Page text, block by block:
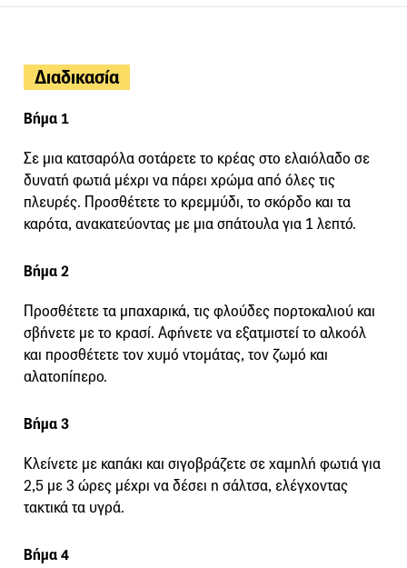
Διαδικασία
Βήμα 1
Σε μια κατσαρόλα σοτάρετε το κρέας στο ελαιόλαδο σε
δυνατή φωτιά μέχρι να πάρει χρώμα από όλες τις
πλευρές. Προσθέτετε το κρεμμύδι, το σκόρδο και τα
καρότα, ανακατεύοντας με μια σπάτουλα για 1 λεπτό.
Βήμα 2
Προσθέτετε τα μπαχαρικά, τις φλούδες πορτοκαλιού και
σβήνετε με το κρασί. Αφήνετε να εξατμιστεί το αλκοόλ
και προσθέτετε τον χυμό ντομάτας, τον ζωμό και
αλατοπίπερο.
Βήμα 3
Κλείνετε με καπάκι και σιγοβράζετε σε χαμηλή φωτιά για
2,5 με 3 ώρες μέχρι να δέσει η σάλτσα, ελέγχοντας
τακτικά τα υγρά.
Βήμα 4